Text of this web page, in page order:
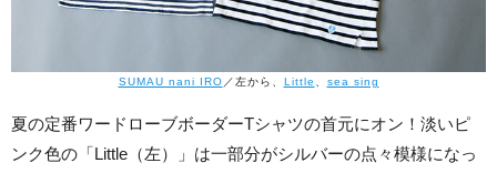
SUMAU nani IRO ／左から、 Little 、 sea sing
夏の定番ワードローブボーダーTシャツの首元にオン！淡いピ
ンク色の「Little（左）」は一部分がシルバーの点々模様になっ